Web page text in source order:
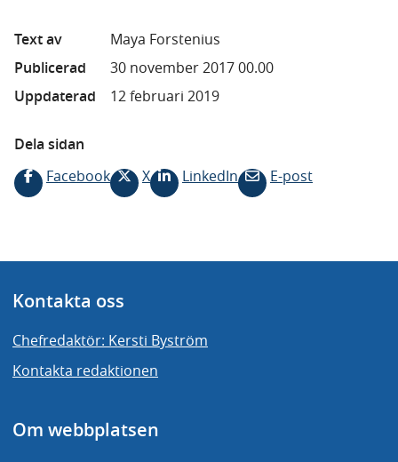
Text av
Maya Forstenius
Publicerad
30 november 2017 00.00
Uppdaterad
12 februari 2019
Dela sidan
Facebook
X LinkedIn E-post
Kontakta oss
Chefredaktör: Kersti Byström
Kontakta redaktionen
Om webbplatsen